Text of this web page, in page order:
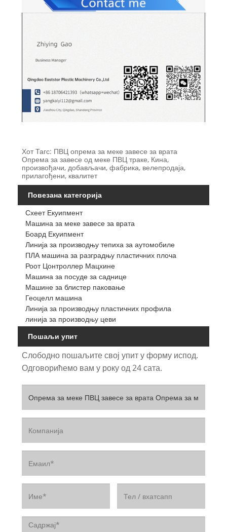
Хот Тагс: ПВЦ опрема за меке завесе за врата
Опрема за завесе од меке ПВЦ траке, Кина,
произвођачи, добављачи, фабрика, велепродаја,
прилагођени, квалитет
Повезана категорија
Схеет Екуипмент
Машина за меке завесе за врата
Боард Екуипмент
Линија за производњу тепиха за аутомобиле
ПЛА машина за разградњу пластичних плоча
Роот Цонтроллер Мацхине
Машина за посуде за саднице
Машине за блистер паковање
Геоцелл машина
Линија за производњу пластичних профила
линија за производњу цеви
Пошаљи упит
Слободно пошаљите свој упит у форму испод.
Одговорићемо вам у року од 24 сата.